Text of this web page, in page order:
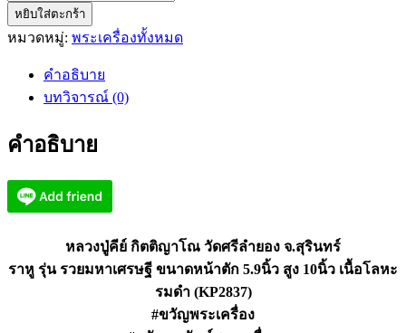
หลวง
ปู่
ญาโณ
ศรี
ราหู
เศรษฐี
(KP2837)
หยิบใส่ตะกร้า
หมวดหมู่: พระเครื่องทั้งหมด
คำอธิบาย
บทวิจารณ์ (0)
คำอธิบาย
หลวงปู่คีย์ กิตติญาโณ วัดศรีลำยอง จ.สุรินทร์
ราหู รุ่น รวยมหาเศรษฐี ขนาดหน้าตัก 5.9นิ้ว สูง 10นิ้ว เนื้อโลหะ
รมดำ (KP2837)
#ขวัญพระเครื่อง